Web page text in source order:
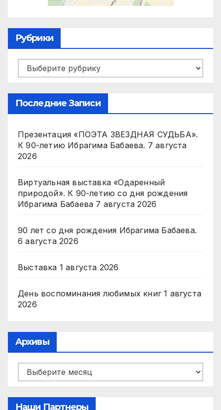
Рубрики
Рубрики
Последние Записи
Презентация «ПОЭТА ЗВЕЗДНАЯ СУДЬБА».
К 90-летию Ибрагима Бабаева. 7 августа
2026
Виртуальная выставка «Одаренный
природой». К 90-летию со дня рождения
Ибрагима Бабаева 7 августа 2026
90 лет со дня рождения Ибрагима Бабаева.
6 августа 2026
Выставка 1 августа 2026
День воспоминания любимых книг 1 августа
2026
Архивы
Архивы
Наши Партнеры